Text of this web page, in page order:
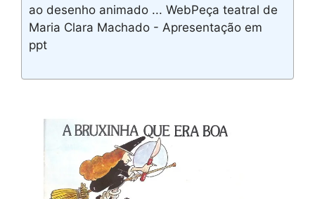
ao desenho animado ... WebPeça teatral de
Maria Clara Machado - Apresentação em
ppt